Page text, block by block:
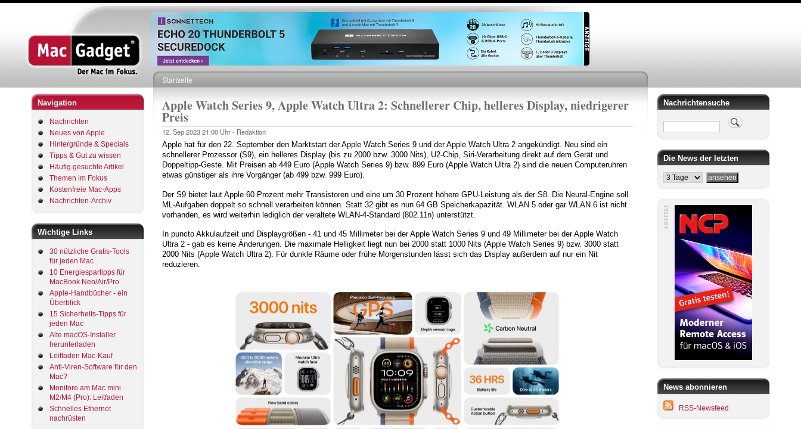
Direkt
zum
Inhalt
Navigation
Nachrichten
Neues von Apple
Hintergründe & Specials
Tipps & Gut zu wissen
Häufig gesuchte Artikel
Themen im Fokus
Kostenfreie Mac-Apps
Nachrichten-Archiv
Wichtige Links
30 nützliche Gratis-Tools
für jeden Mac
10 Energiespartipps für
MacBook Neo/Air/Pro
Apple-Handbücher - ein
Überblick
15 Sicherheits-Tipps für
jeden Mac
Alte macOS-Installer
herunterladen
Leitfaden Mac-Kauf
Anti-Viren-Software für den
Mac?
Monitore am Mac mini
M2/M4 (Pro): Leitfaden
Schnelles Ethernet
nachrüsten
Pfadnavigation
Startseite
Apple Watch Series 9, Apple Watch Ultra 2: Schnellerer Chip, helleres Display, niedrigerer
Preis
12. Sep 202321:00 Uhr - Redaktion
Apple hat für den 22. September den Marktstart der Apple Watch Series 9 und der Apple Watch Ultra 2 angekündigt. Neu sind ein
schnellerer Prozessor (S9), ein helleres Display (bis zu 2000 bzw. 3000 Nits), U2-Chip, Siri-Verarbeitung direkt auf dem Gerät und
Doppeltipp-Geste. Mit Preisen ab 449 Euro (Apple Watch Series 9) bzw. 899 Euro (Apple Watch Ultra 2) sind die neuen Computeruhren
etwas günstiger als ihre Vorgänger (ab 499 bzw. 999 Euro).
Der S9 bietet laut Apple 60 Prozent mehr Transistoren und eine um 30 Prozent höhere GPU-Leistung als der S8. Die Neural-Engine soll
ML-Aufgaben doppelt so schnell verarbeiten können. Statt 32 gibt es nun 64 GB Speicherkapazität. WLAN 5 oder gar WLAN 6 ist nicht
vorhanden, es wird weiterhin lediglich der veraltete WLAN-4-Standard (802.11n) unterstützt.
In puncto Akkulaufzeit und Displaygrößen - 41 und 45 Millimeter bei der Apple Watch Series 9 und 49 Millimeter bei der Apple Watch
Ultra 2 - gab es keine Änderungen. Die maximale Helligkeit liegt nun bei 2000 statt 1000 Nits (Apple Watch Series 9) bzw. 3000 statt
2000 Nits (Apple Watch Ultra 2). Für dunkle Räume oder frühe Morgenstunden lässt sich das Display außerdem auf nur ein Nit
reduzieren.
Nachrichtensuche
Suche
Die News der letzten
News abonnieren
RSS-Newsfeed